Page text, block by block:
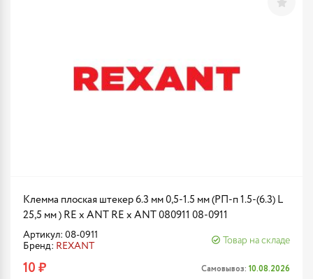
Клемма плоская штекер 6.3 мм 0,5-1.5 мм (РП-п 1.5-(6.3) L
25,5 мм ) RE x ANT RE x ANT 080911 08-0911
Артикул: 08-0911
Бренд: REXANT
Товар на складе
10 ₽ Самовывоз: 10.08.2026